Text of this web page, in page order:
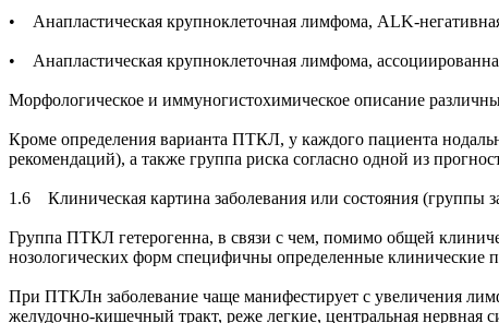
• Анапластическая крупноклеточная лимфома, ALK-
• Анапластическая крупноклеточная лимфома,
Морфологическое и иммуногистохимическое описание
Кроме определения варианта ПТКЛ, у каждого пациента
рекомендаций), а также группа риска согласно одной из
1.6 Клиническая картина заболевания или состояния (группы
Группа ПТКЛ гетерогенна, в связи с чем, помимо общей
нозологических форм специфичны определенные клинические
При ПТКЛн заболевание чаще манифестирует с увеличения
желудочно-кишечный тракт, реже легкие, центральная нервная